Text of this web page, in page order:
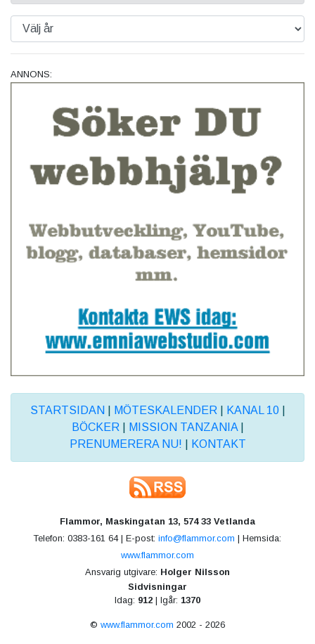
ANNONS:
STARTSIDAN MÖTESKALENDER KANAL 10|
BÖCKER
MISSION TANZANIA|
PRENUMERERA NU!
KONTAKT
Flammor, Maskingatan 13, 574 33 Vetlanda
Telefon: 0383-161 64 | E-post: info@flammor.com | Hemsida:
www.flammor.com
Ansvarig utgivare: Holger Nilsson
Sidvisningar
Idag: 912 | Igår: 1370
© www.flammor.com 2002 - 2026